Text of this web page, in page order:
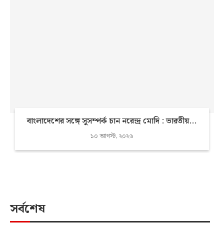
বাংলাদেশের সঙ্গে সুসম্পর্ক চান নরেন্দ্র মোদি : ভারতীয়...
১০ আগস্ট, ২০২৬
সর্বশেষ